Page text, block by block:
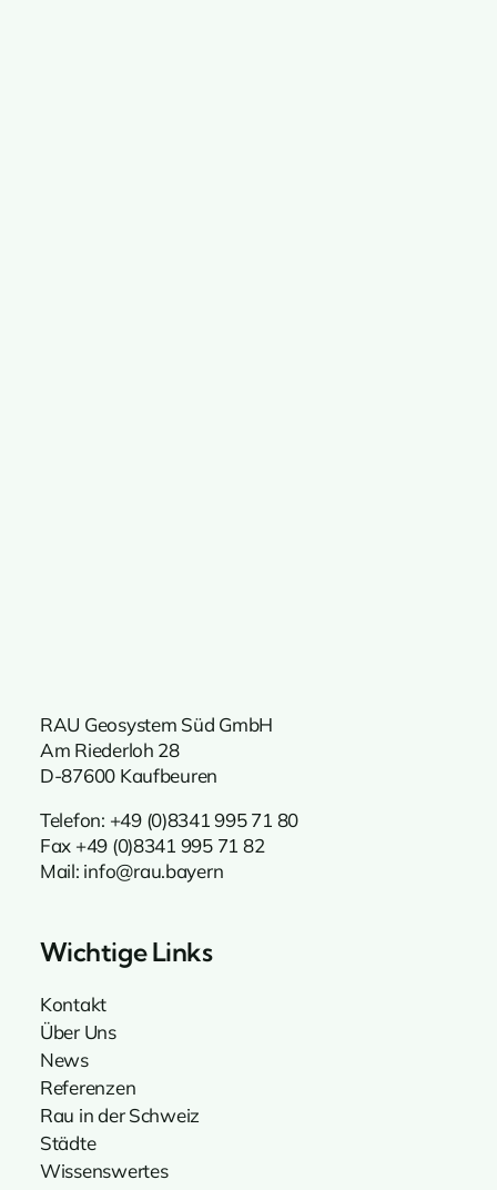
RAU Geosystem Süd GmbH
Am Riederloh 28
D-87600 Kaufbeuren
Telefon: +49 (0)8341 995 71 80
Fax +49 (0)8341 995 71 82
Mail: info@rau.bayern
Wichtige Links
Kontakt
Über Uns
News
Referenzen
Rau in der Schweiz
Städte
Wissenswertes